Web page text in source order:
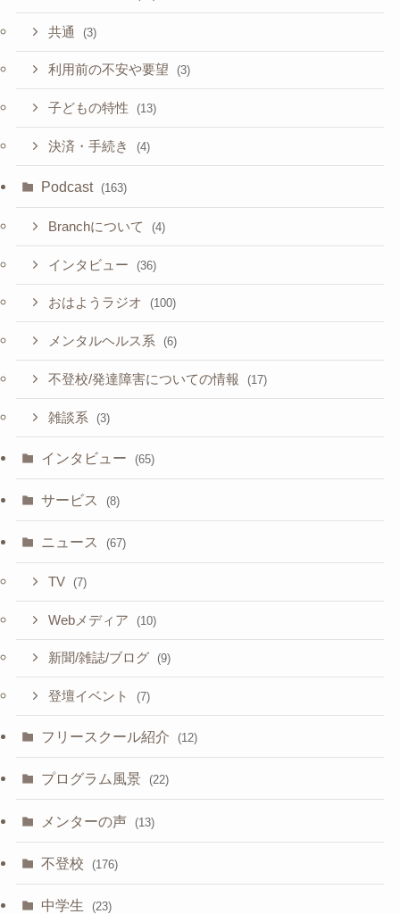
共通 (3)
利用前の不安や要望 (3)
子どもの特性 (13)
決済・手続き (4)
Podcast (163)
Branchについて (4)
インタビュー (36)
おはようラジオ (100)
メンタルヘルス系 (6)
不登校/発達障害についての情報 (17)
雑談系 (3)
インタビュー (65)
サービス (8)
ニュース (67)
TV (7)
Webメディア (10)
新聞/雑誌/ブログ (9)
登壇イベント (7)
フリースクール紹介 (12)
プログラム風景 (22)
メンターの声 (13)
不登校 (176)
中学生 (23)